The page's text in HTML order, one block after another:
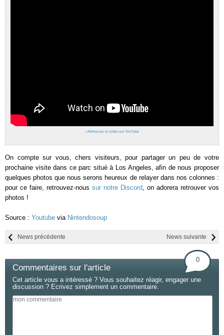
› Retrouvez la vidéo sur YouTube
On compte sur vous, chers visiteurs, pour partager un peu de votre
prochaine visite dans ce parc situé à Los Angeles, afin de nous proposer
quelques photos que nous serons heureux de relayer dans nos colonnes :
pour ce faire, retrouvez-nous sur notre Discord, on adorera retrouver vos
photos !
Source : Youtube via Nintendosoup
News suivante
News précédente
Commentaires sur l'article
0
Cet article vous a intéressé ? Vous souhaitez réagir, engager une
discussion ? Ecrivez simplement un commentaire.